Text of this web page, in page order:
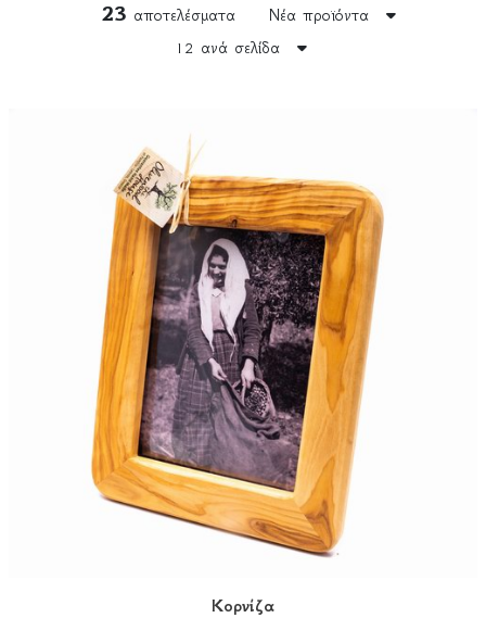
23 αποτελέσματα
Νέα προϊόντα
12 ανά σελίδα
Κορνίζα